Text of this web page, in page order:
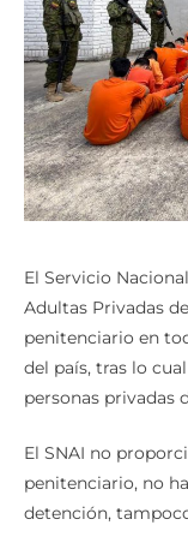
El Servicio
Adultas Privadas
penitenciario en
del país, tras lo
personas privadas
El SNAI no
penitenciario, no
detención,